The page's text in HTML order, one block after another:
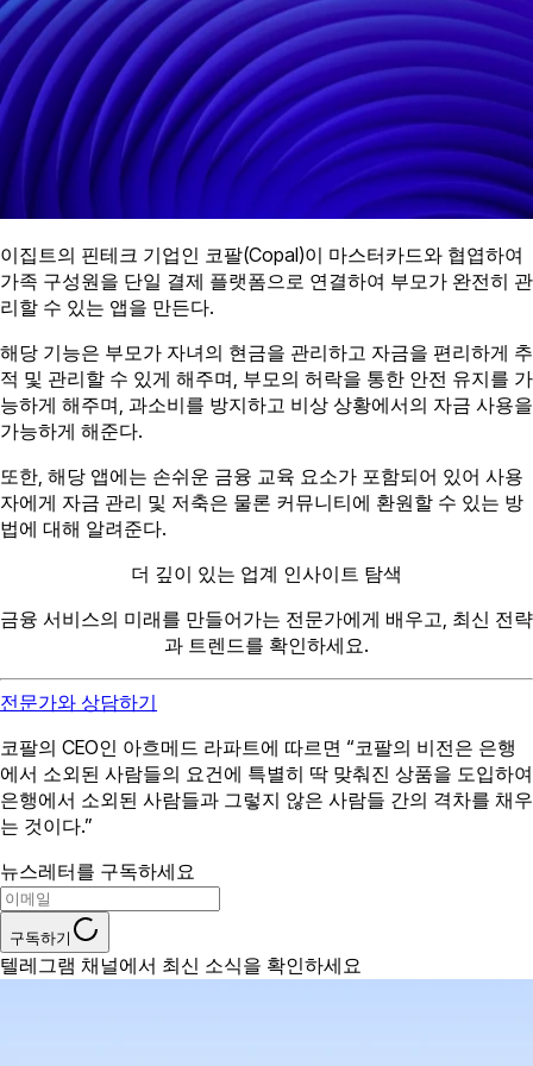
이집트의 핀테크 기업인 코팔(Copal)이 마스터카드와 협엽하여
가족 구성원을 단일 결제 플랫폼으로 연결하여 부모가 완전히 관
리할 수 있는 앱을 만든다.
해당 기능은 부모가 자녀의 현금을 관리하고 자금을 편리하게 추
적 및 관리할 수 있게 해주며, 부모의 허락을 통한 안전 유지를 가
능하게 해주며, 과소비를 방지하고 비상 상황에서의 자금 사용을
가능하게 해준다.
또한, 해당 앱에는 손쉬운 금융 교육 요소가 포함되어 있어 사용
자에게 자금 관리 및 저축은 물론 커뮤니티에 환원할 수 있는 방
법에 대해 알려준다.
더 깊이 있는 업계 인사이트 탐색
금융 서비스의 미래를 만들어가는 전문가에게 배우고, 최신 전략
과 트렌드를 확인하세요.
전문가와 상담하기
코팔의 CEO인 아흐메드 라파트에 따르면 “코팔의 비전은 은행
에서 소외된 사람들의 요건에 특별히 딱 맞춰진 상품을 도입하여
은행에서 소외된 사람들과 그렇지 않은 사람들 간의 격차를 채우
는 것이다.”
뉴스레터를 구독하세요
구독하기
텔레그램 채널에서 최신 소식을 확인하세요